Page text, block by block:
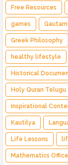
Free Resources
games
Greek Philosophy
healthy lifestyle
Historical
Holy Quran Telugu
Inspirational
Kautilya
Life Lessons
Mathematics